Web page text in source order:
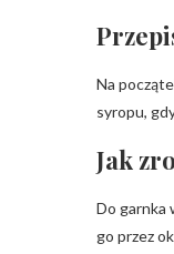
Na
syropu,
Jak
Do garnka
go przez